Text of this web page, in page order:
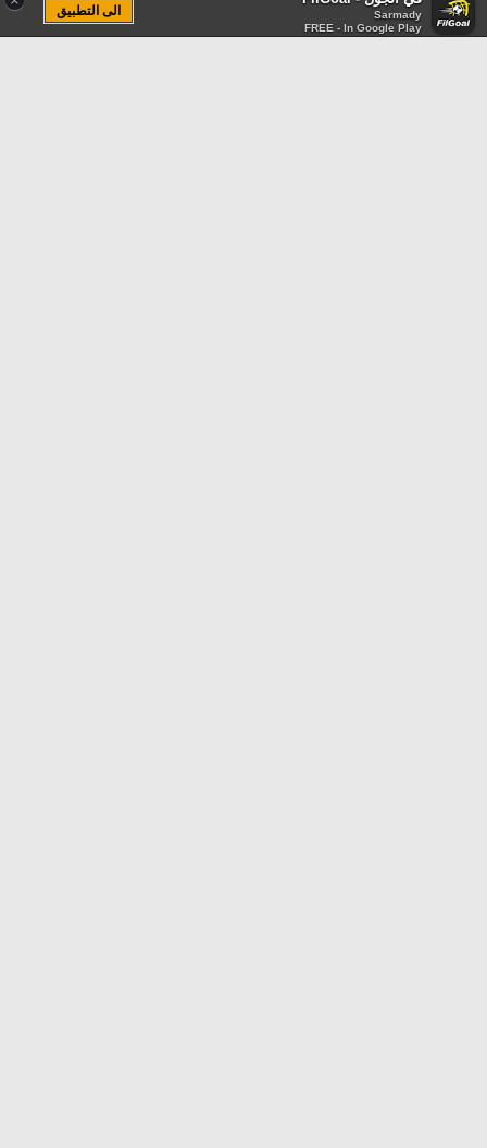
Sarmady
FREE - In Google Play
الى التطبيق